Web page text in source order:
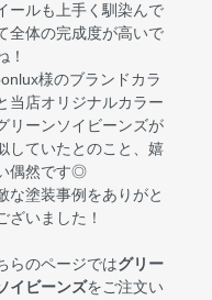
ールも上手く馴染んで
全体の完成度が高いで
！
様のブランドカラ
当店オリジナルカラー
リーンソイビーンズが
していたとのこと、嬉
偶然です◎
な塗装事例をありがと
ざいました！
らのページではグリー
イビーンズをご注文い